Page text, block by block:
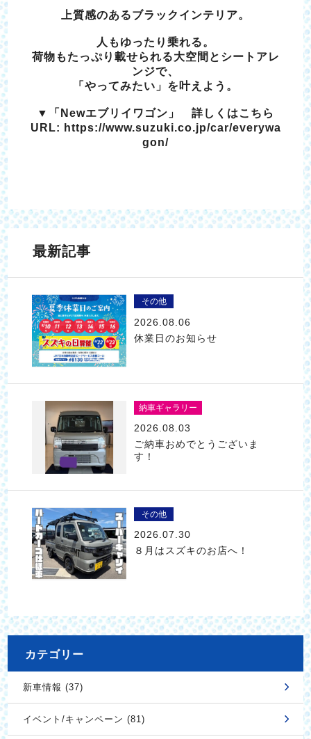
上質感のあるブラックインテリア。
人もゆったり乗れる。
荷物もたっぷり載せられる大空間とシートアレ
ンジで、
「やってみたい」を叶えよう。
▼「Newエブリイワゴン」 詳しくはこちら
URL: https://www.suzuki.co.jp/car/everywa
gon/
最新記事
その他
2026.08.06
休業日のお知らせ
納車ギャラリー
2026.08.03
ご納車おめでとうございま
す！
その他
2026.07.30
８月はスズキのお店へ！
カテゴリー
新車情報 (37)
イベント/キャンペーン (81)